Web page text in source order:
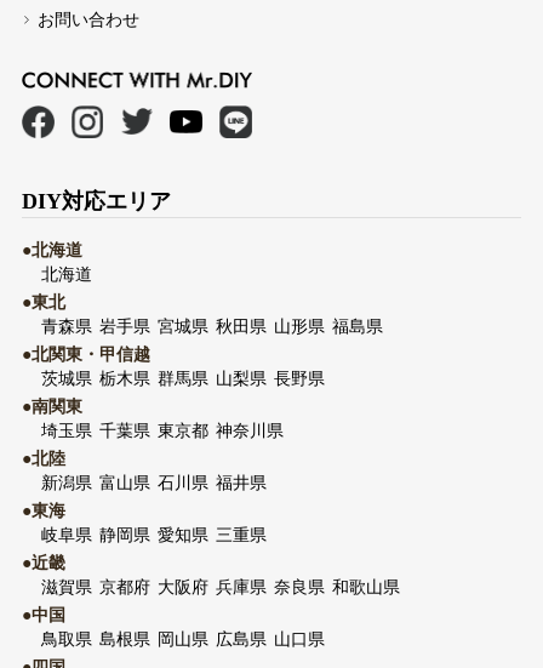
お問い合わせ
DIY対応エリア
●北海道
北海道
●東北
青森県 岩手県 宮城県 秋田県 山形県 福島県
●北関東・甲信越
茨城県 栃木県 群馬県 山梨県 長野県
●南関東
埼玉県 千葉県 東京都 神奈川県
●北陸
新潟県 富山県 石川県 福井県
●東海
岐阜県 静岡県 愛知県 三重県
●近畿
滋賀県 京都府 大阪府 兵庫県 奈良県 和歌山県
●中国
鳥取県 島根県 岡山県 広島県 山口県